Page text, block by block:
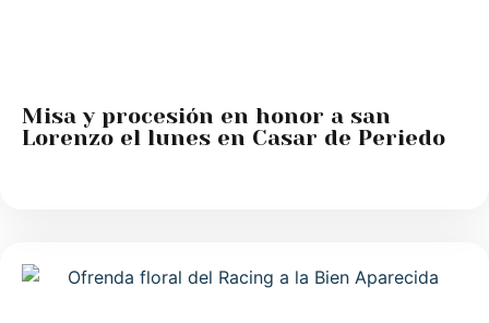
Misa y procesión en honor a san
Lorenzo el lunes en Casar de Periedo